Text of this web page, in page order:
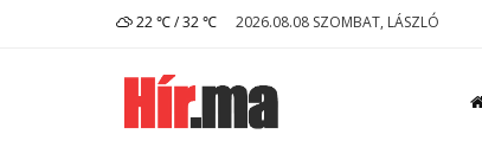
22 ℃ / 32 ℃ 2026.08.08 SZOMBAT, LÁSZLÓ